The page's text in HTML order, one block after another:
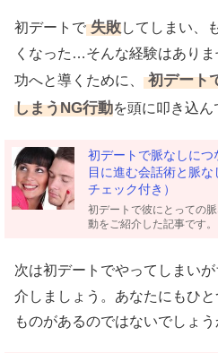
初デートで 失敗してしまい、
くなった…そんな経験はあり
功へと導くために、
初デート
しまうNG行動を頭に叩き込ん
初デートで脈なしにつ
目に進む会話術と脈
チェック付き）
初デートで彼にとっての
動をご紹介した記事です。
次は初デートでやってしまいが
介しましょう。あなたにもひ
ものがあるのではないでしょう